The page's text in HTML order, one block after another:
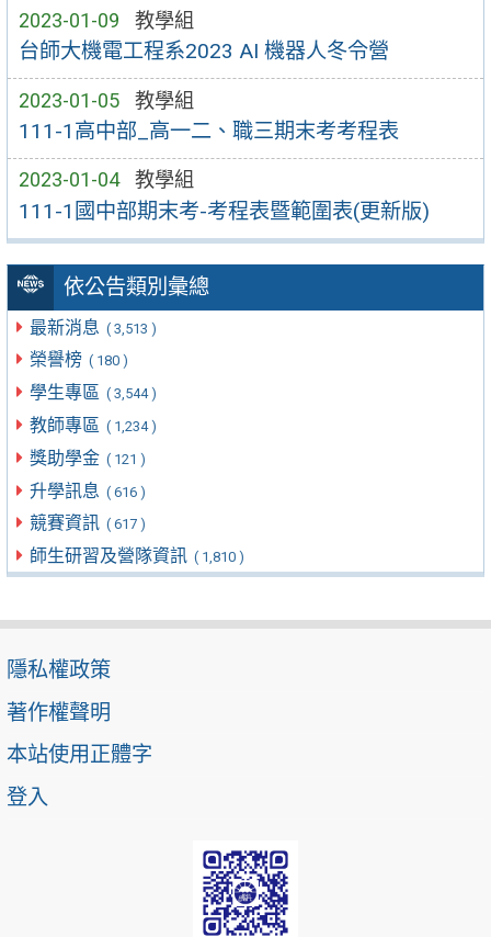
2023-01-09 教學組
台師大機電工程系2023 AI 機器人冬令營
2023-01-05 教學組
111-1高中部_高一二、職三期末考考程表
2023-01-04 教學組
111-1國中部期末考-考程表暨範圍表(更新版)
依公告類別彙總
最新消息 ( 3,513 )
榮譽榜 ( 180 )
學生專區 ( 3,544 )
教師專區 ( 1,234 )
獎助學金 ( 121 )
升學訊息 ( 616 )
競賽資訊 ( 617 )
師生研習及營隊資訊 ( 1,810 )
隱私權政策
著作權聲明
本站使用正體字
登入